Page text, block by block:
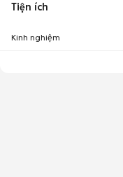
Tiện ích
Kinh nghiệm